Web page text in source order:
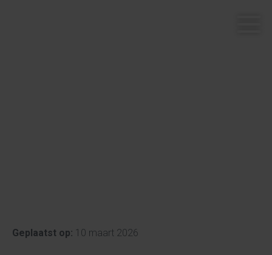
Geplaatst op: 10 maart 2026